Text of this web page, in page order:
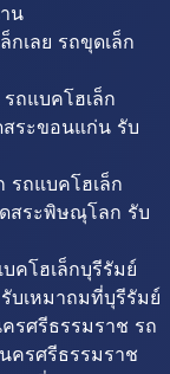
น
กเลย รถขุดเล็ก
ถแบคโฮเล็ก
ระขอนแก่น รับ
ถแบคโฮเล็ก
สระพิษณุโลก รับ
คโฮเล็กบุรีรัมย์
บเหมาถมที่บุรีรัมย์
รศรีธรรมราช รถ
ครศรีธรรมราช